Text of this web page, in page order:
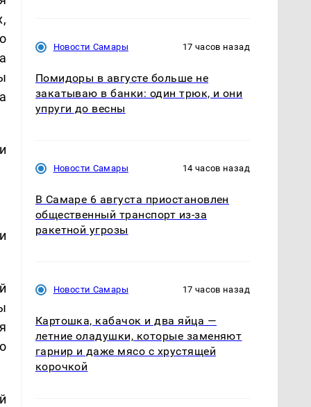
Новости Самары 17 часов назад
Помидоры в августе больше не
закатываю в банки: один трюк, и они
упруги до весны
Новости Самары 14 часов назад
В Самаре 6 августа приостановлен
общественный транспорт из-за
ракетной угрозы
Новости Самары 17 часов назад
Картошка, кабачок и два яйца —
летние оладушки, которые заменяют
гарнир и даже мясо с хрустящей
корочкой